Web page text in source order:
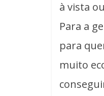
à vista
Para a
para
muito